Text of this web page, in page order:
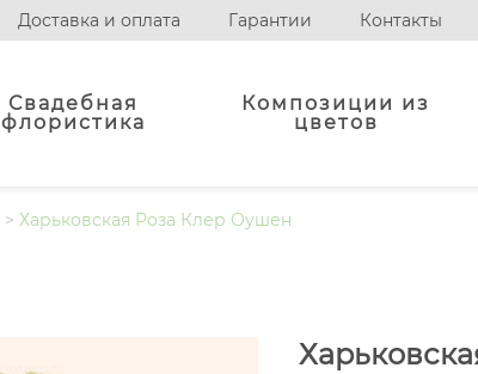
Доставка и оплата Гарантии Контакты
Свадебная
флористика
Композиции из
цветов
>Харьковская Роза Клер Оушен